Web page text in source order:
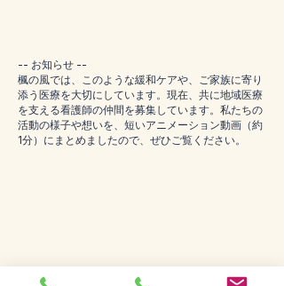
-- お知らせ --
楓の風では、このような緩和ケアや、ご家族に寄り
添う医療を大切にしています。現在、共に地域医療
を支える看護師の仲間を募集しています。私たちの
活動の様子や想いを、短いアニメーション動画（約
1分）にまとめましたので、ぜひご覧ください。